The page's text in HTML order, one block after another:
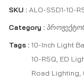
SKU : ALO-S5D1-10-
Category :
Tags : 10-Inch Light
10-R5Q, ED
Road Lighting,